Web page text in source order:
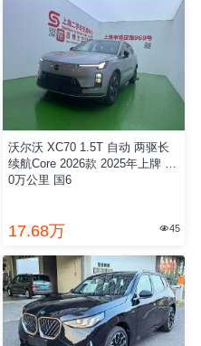
沃尔沃 XC70 1.5T 自动 两驱长
续航Core 2026款 2025年上牌 2.
0万公里 国6
17.68万 45